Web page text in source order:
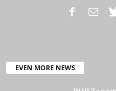
EVEN MORE NEWS